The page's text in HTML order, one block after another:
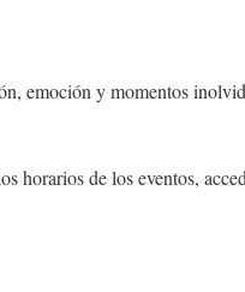
emoción y momentos
horarios de los eventos,